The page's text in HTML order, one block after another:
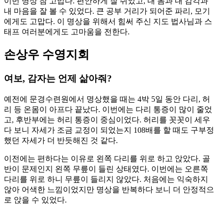
내 마음을 잘 볼 수 있었다. 큰 공부 거리가 되어준 파리, 모기
에게도 고맙다. 이 명상을 위해서 힘써 주신 지도 법사님과 스
태프 여러분에게도 고마움을 전한다.
손상우 수영지회
여보, 감자는 언제 삶아줘?
예전에 문경수련원에서 명상했을 때는 4박 5일 동안 다리, 허
리 등 온몸이 아프다 끝났다. 이번에는 다리 통증이 많이 줄었
고, 후반부에는 허리 통증이 중심이었다. 허리를 꼿꼿이 세우
다 보니 자세가 조금 교정이 되었는지 108배를 할 때도 구부정
했던 자세가 더 반듯해진 것 같다.
이전에는 편하다는 이유로 왼쪽 다리를 위로 하고 앉았다. 골
반이 문제인지 왼쪽 무릎이 들린 상태였다. 이번에는 오른쪽
다리를 위로 하니 무릎이 들리지 않았다. 처음에는 익숙하지
않아 어색한 느낌이었지만 명상을 반복하다 보니 더 안정적으
로 앉을 수 있었다.